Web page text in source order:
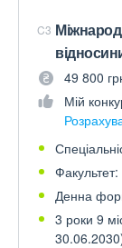
C3
49 800
Мій
Денна
3 роки 9